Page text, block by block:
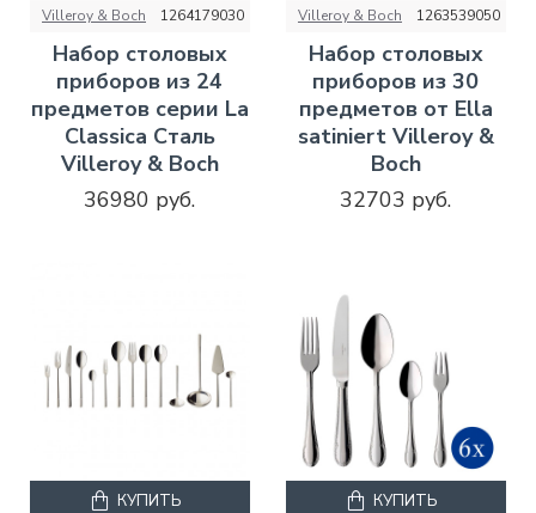
Villeroy & Boch 1264179030
Набор столовых
приборов из 24
предметов серии La
Classica Сталь
Villeroy & Boch
36980 руб.
Villeroy & Boch 1263539050
Набор столовых
приборов из 30
предметов от Ella
satiniert Villeroy &
Boch
32703 руб.
КУПИТЬ КУПИТЬ